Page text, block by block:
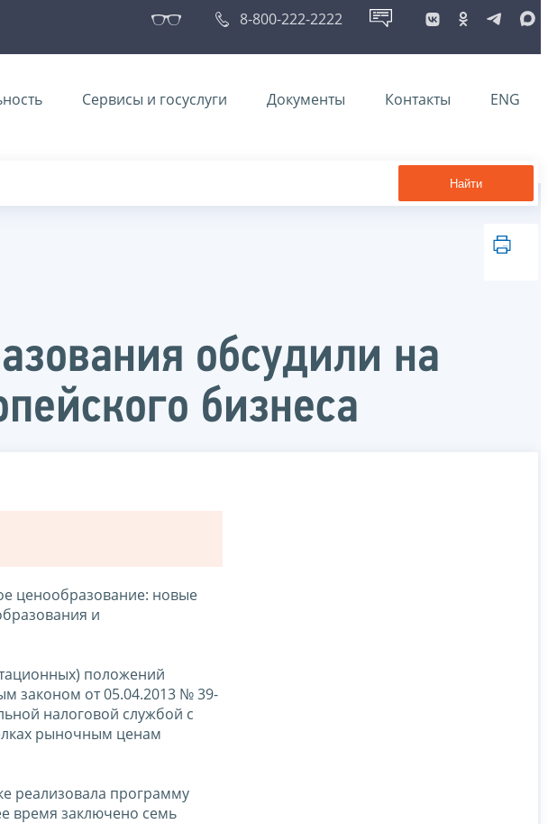
8-800-222-2222
Сервисы и госуслуги Документы Контакты ENG
Найти
обсудили на
бизнеса
ценообразование: новые
и
положений
законом от 05.04.2013 № 39-
налоговой службой с
рыночным ценам
реализовала программу
время заключено семь